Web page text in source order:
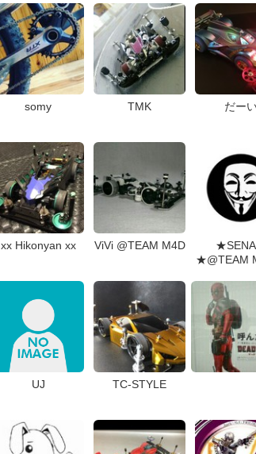
somy TMK だー
xx Hikonyan xx ViVi @TEAM M4D
★@TEAM
UJ TC-STYLE